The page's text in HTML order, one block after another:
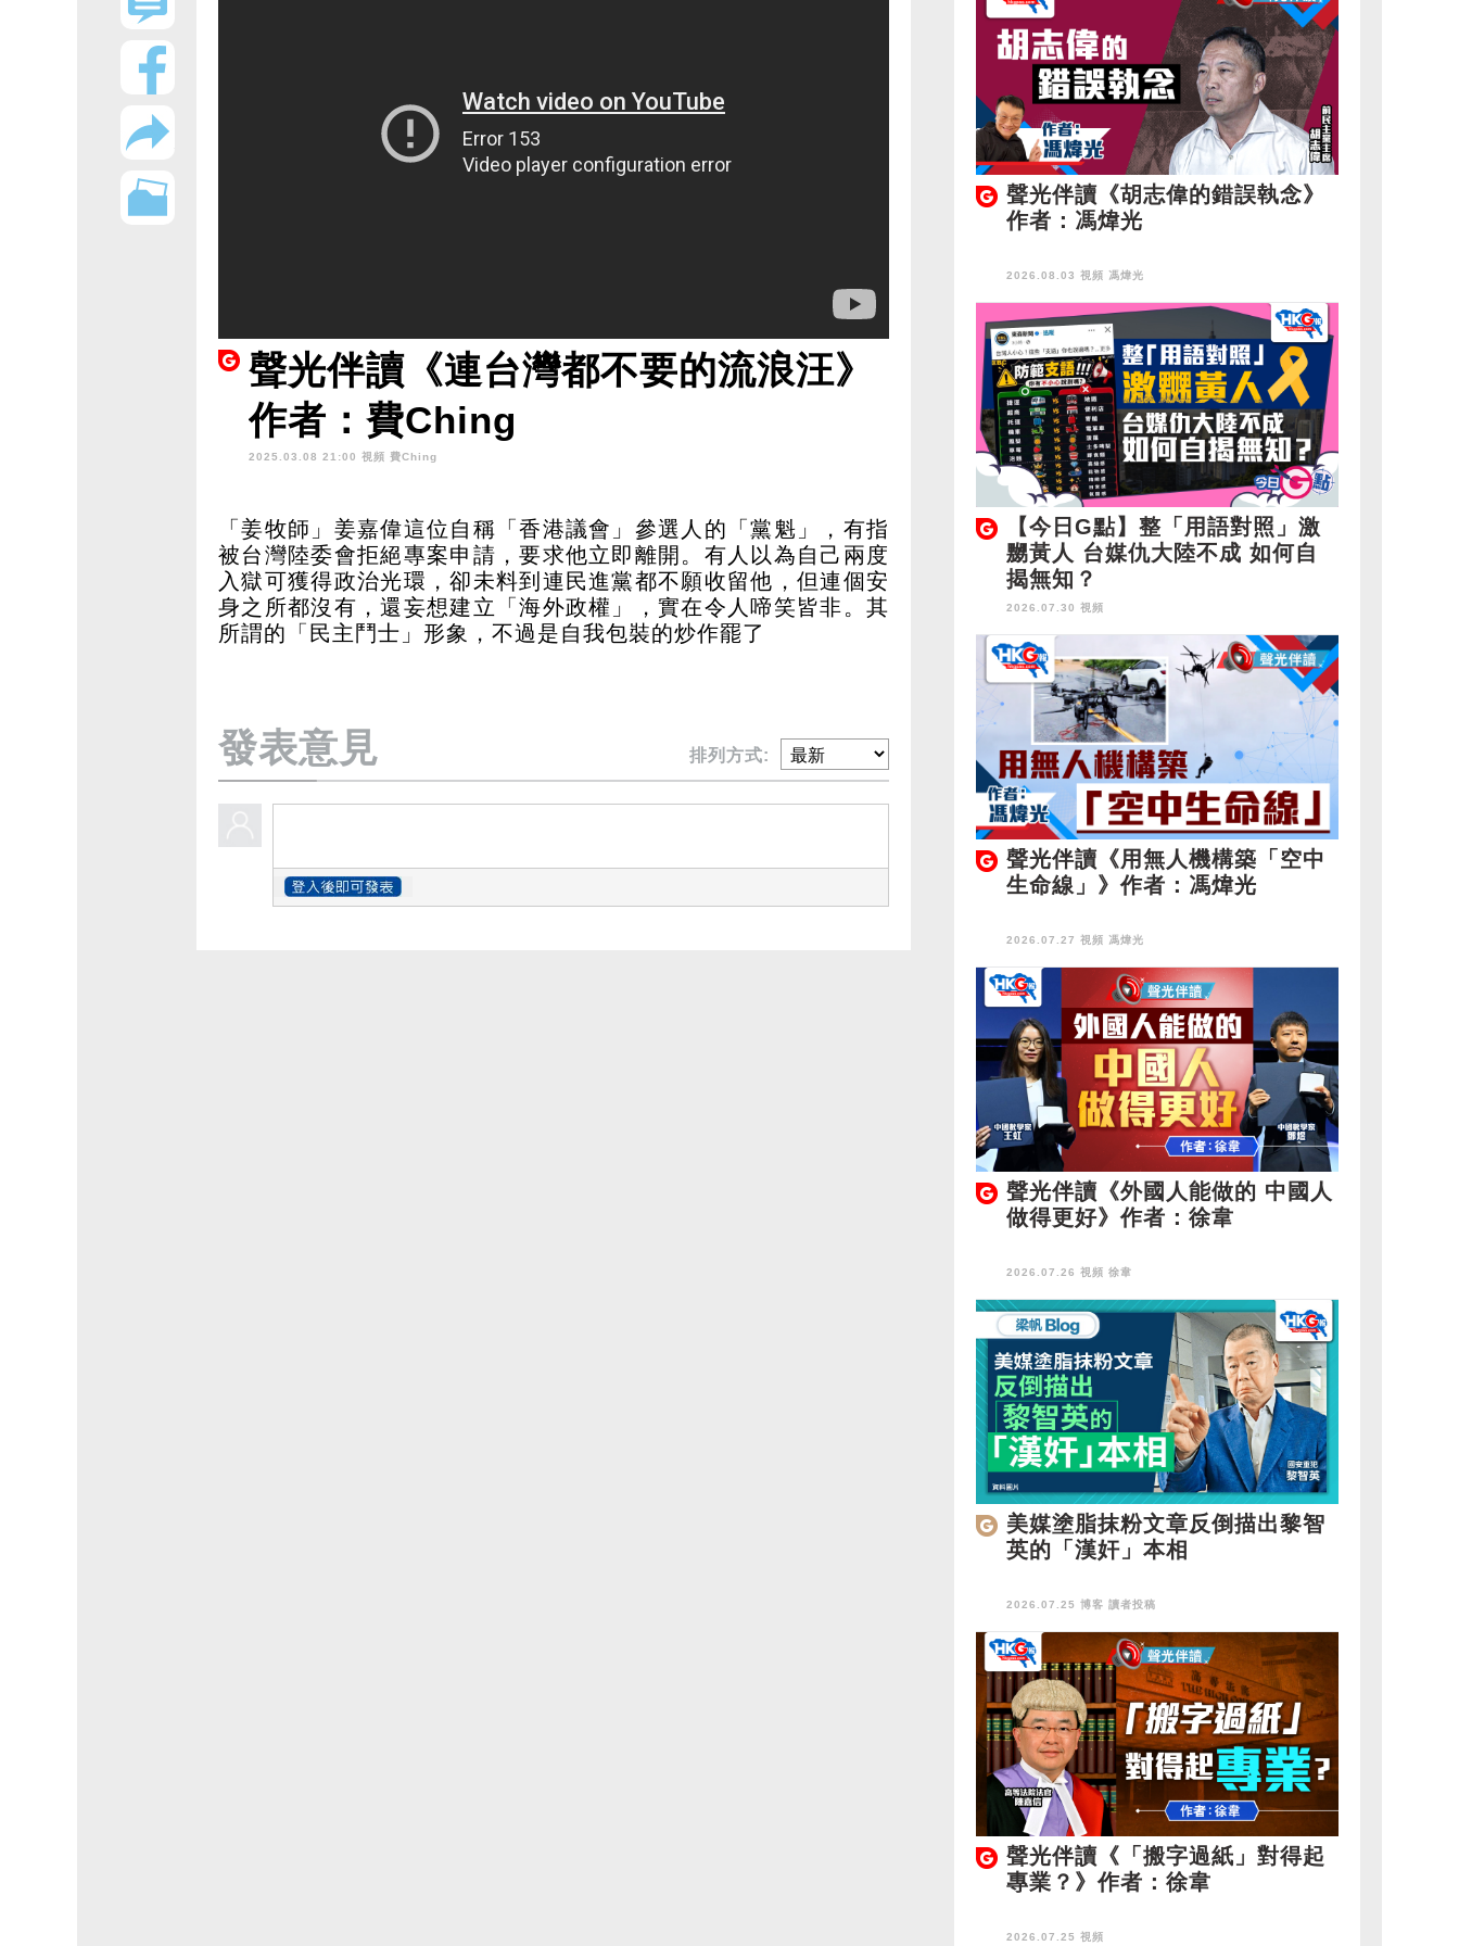
聲光伴讀《連台灣都不要的流浪汪》
作者：費Ching
2025.03.08 21:00 視頻 費Ching
「姜牧師」姜嘉偉這位自稱「香港議會」參選人的「黨魁」，有指
被台灣陸委會拒絕專案申請，要求他立即離開。有人以為自己兩度
入獄可獲得政治光環，卻未料到連民進黨都不願收留他，但連個安
身之所都沒有，還妄想建立「海外政權」，實在令人啼笑皆非。其
所謂的「民主鬥士」形象，不過是自我包裝的炒作罷了
發表意見 排列方式:
聲光伴讀《胡志偉的錯誤執念》
作者：馮煒光
2026.08.03 視頻 馮煒光
【今日G點】整「用語對照」激
嬲黃人 台媒仇大陸不成 如何自
揭無知？
2026.07.30 視頻
聲光伴讀《用無人機構築「空中
生命線」》作者：馮煒光
2026.07.27 視頻 馮煒光
聲光伴讀《外國人能做的 中國人
做得更好》作者：徐韋
2026.07.26 視頻 徐韋
美媒塗脂抹粉文章反倒描出黎智
英的「漢奸」本相
2026.07.25 博客 讀者投稿
聲光伴讀《「搬字過紙」對得起
專業？》作者：徐韋
2026.07.25 視頻